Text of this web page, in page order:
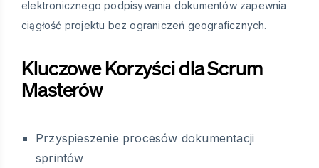
elektronicznego podpisywania dokumentów zapewnia
ciągłość projektu bez ograniczeń geograficznych.
Kluczowe Korzyści dla Scrum
Masterów
Przyspieszenie procesów dokumentacji
sprintów